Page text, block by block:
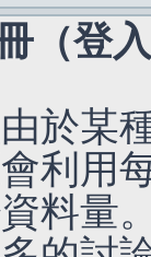
（登
於某
利用
料量